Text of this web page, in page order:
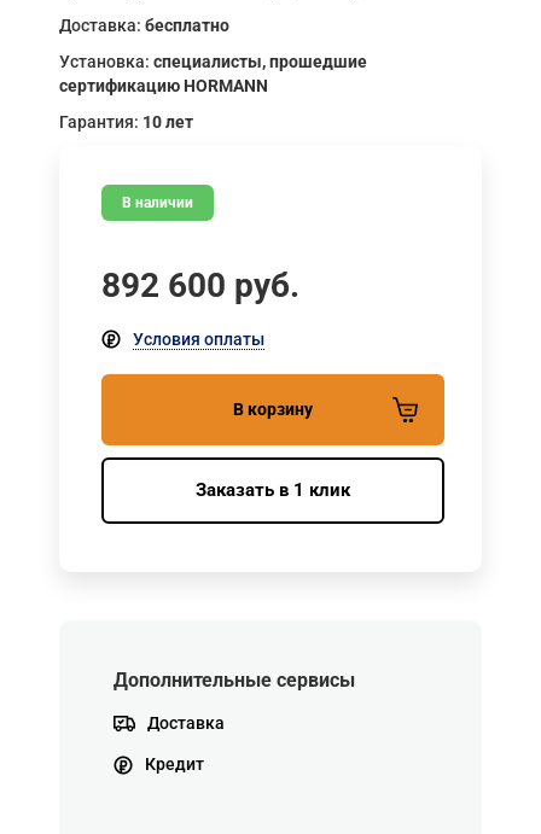
Доставка: бесплатно
Установка: специалисты, прошедшие
сертификацию HORMANN
Гарантия: 10 лет
В наличии
892 600 руб.
Условия оплаты
В корзину
Заказать в 1 клик
Дополнительные сервисы
Доставка
Кредит